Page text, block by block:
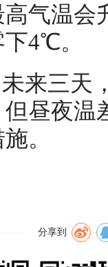
高气温
4℃。
来三天
昼夜温
。
分享到